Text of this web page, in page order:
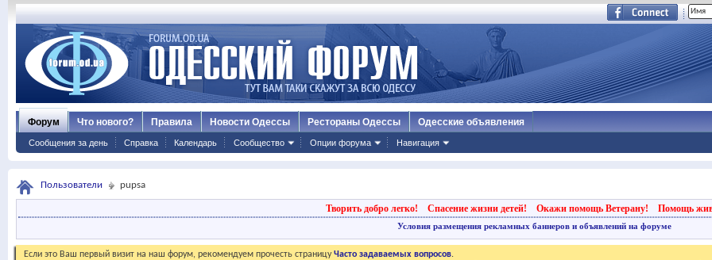
Форум
Сообщения за день Справка Календарь Сообщество Опции форума Навигация
Что нового? Правила Новости Одессы Рестораны Одессы Одесские объявления
Пользователи pupsa
Творить добро легко! Спасение жизни детей! Окажи помощь Ветерану! Помощь
Условия размещения рекламных баннеров и объявлений на форуме
Если это Ваш первый визит на наш форум, рекомендуем прочесть страницуЧасто задаваемых вопросов.